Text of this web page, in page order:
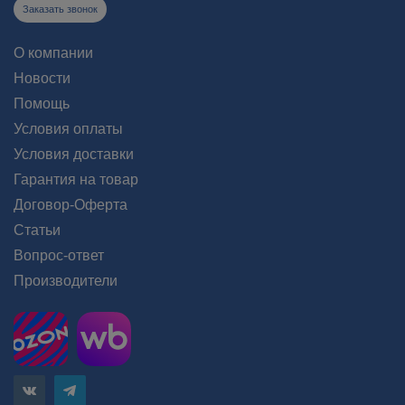
Заказать звонок
О компании
Новости
Помощь
Условия оплаты
Условия доставки
Гарантия на товар
Договор-Оферта
Статьи
Вопрос-ответ
Производители